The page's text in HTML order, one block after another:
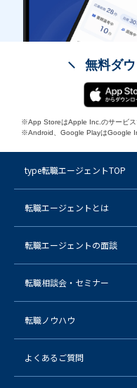
無料ダ
※App StoreはApple Inc.のサービス
※Android、Google PlayはGoogle
type転職エージェントTOP
転職エージェントとは
転職エージェントの面談
転職相談会・セミナー
転職ノウハウ
よくあるご質問